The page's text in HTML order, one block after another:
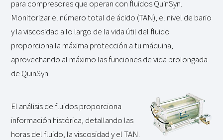
para compresores que operan con fluidos QuinSyn.
Monitorizar el número total de ácido (TAN), el nivel de bario
y la viscosidad a lo largo de la vida útil del fluido
proporciona la máxima protección a tu máquina,
aprovechando al máximo las funciones de vida prolongada
de QuinSyn.
El análisis de fluidos proporciona
información histórica, detallando las
horas del fluido, la viscosidad y el TAN.